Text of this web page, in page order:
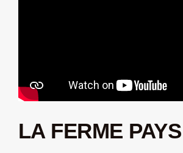
LA FERME PAYS